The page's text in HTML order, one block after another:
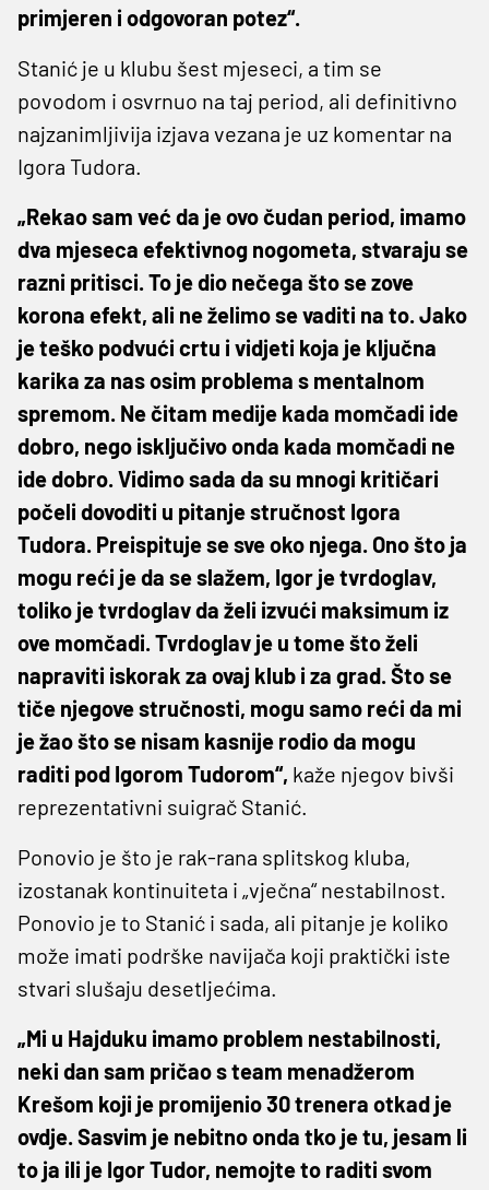
primjeren i odgovoran potez“.
Stanić je u klubu šest mjeseci, a tim se
povodom i osvrnuo na taj period, ali definitivno
najzanimljivija izjava vezana je uz komentar na
Igora Tudora.
„Rekao sam već da je ovo čudan period, imamo
dva mjeseca efektivnog nogometa, stvaraju se
razni pritisci. To je dio nečega što se zove
korona efekt, ali ne želimo se vaditi na to. Jako
je teško podvući crtu i vidjeti koja je ključna
karika za nas osim problema s mentalnom
spremom. Ne čitam medije kada momčadi ide
dobro, nego isključivo onda kada momčadi ne
ide dobro. Vidimo sada da su mnogi kritičari
počeli dovoditi u pitanje stručnost Igora
Tudora. Preispituje se sve oko njega. Ono što ja
mogu reći je da se slažem, Igor je tvrdoglav,
toliko je tvrdoglav da želi izvući maksimum iz
ove momčadi. Tvrdoglav je u tome što želi
napraviti iskorak za ovaj klub i za grad. Što se
tiče njegove stručnosti, mogu samo reći da mi
je žao što se nisam kasnije rodio da mogu
raditi pod Igorom Tudorom“, kaže njegov bivši
reprezentativni suigrač Stanić.
Ponovio je što je rak-rana splitskog kluba,
izostanak kontinuiteta i „vječna“ nestabilnost.
Ponovio je to Stanić i sada, ali pitanje je koliko
može imati podrške navijača koji praktički iste
stvari slušaju desetljećima.
„Mi u Hajduku imamo problem nestabilnosti,
neki dan sam pričao s team menadžerom
Krešom koji je promijenio 30 trenera otkad je
ovdje. Sasvim je nebitno onda tko je tu, jesam li
to ja ili je Igor Tudor, nemojte to raditi svom